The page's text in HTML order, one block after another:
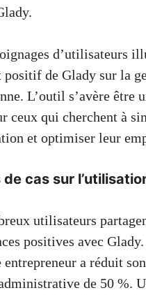
d’utilisateurs
positif de Glady sur la
L’outil s’avère être
ceux qui cherchent à
et optimiser leur
de cas sur
utilisateurs
positives avec
entrepreneur a réduit
de 50 %.